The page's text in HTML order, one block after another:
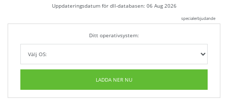
Uppdateringsdatum för dll-databasen: 06 Aug 2026
specialerbjudande
Ditt operativsystem:
LADDA NER NU